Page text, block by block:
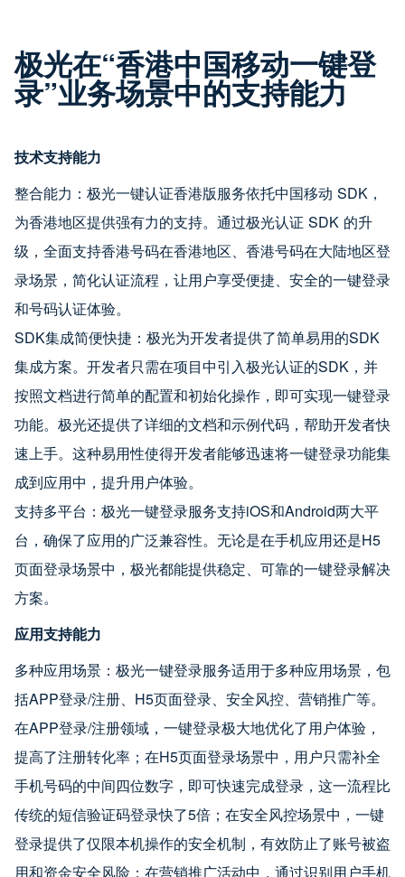
极光在“香港中国移动一键登
录”业务场景中的支持能力
技术支持能力
整合能力：极光一键认证香港版服务依托中国移动 SDK，
为香港地区提供强有力的支持。通过极光认证 SDK 的升
级，全面支持香港号码在香港地区、香港号码在大陆地区登
录场景，简化认证流程，让用户享受便捷、安全的一键登录
和号码认证体验。
SDK集成简便快捷：极光为开发者提供了简单易用的SDK
集成方案。开发者只需在项目中引入极光认证的SDK，并
按照文档进行简单的配置和初始化操作，即可实现一键登录
功能。极光还提供了详细的文档和示例代码，帮助开发者快
速上手。这种易用性使得开发者能够迅速将一键登录功能集
成到应用中，提升用户体验。
支持多平台：极光一键登录服务支持iOS和Android两大平
台，确保了应用的广泛兼容性。无论是在手机应用还是H5
页面登录场景中，极光都能提供稳定、可靠的一键登录解决
方案。
应用支持能力
多种应用场景：极光一键登录服务适用于多种应用场景，包
括APP登录/注册、H5页面登录、安全风控、营销推广等。
在APP登录/注册领域，一键登录极大地优化了用户体验，
提高了注册转化率；在H5页面登录场景中，用户只需补全
手机号码的中间四位数字，即可快速完成登录，这一流程比
传统的短信验证码登录快了5倍；在安全风控场景中，一键
登录提供了仅限本机操作的安全机制，有效防止了账号被盗
用和资金安全风险；在营销推广活动中，通过识别用户手机